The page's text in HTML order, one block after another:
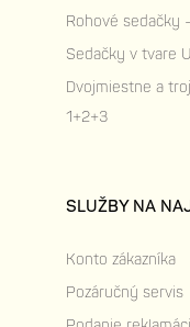
Rohové sedačky
Sedačky v tvare U
Dvojmiestne a
1+2+3
SLUŽBY NA
Konto zákazníka
Pozáručný servis